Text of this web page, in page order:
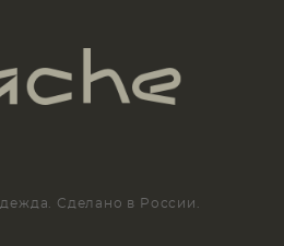
Сделано в России.